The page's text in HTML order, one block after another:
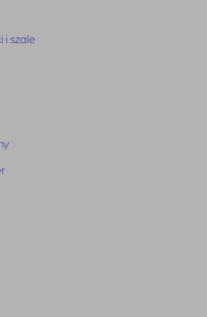
i szale
zakupu (faktura VAT, paragon
pokrywa Klient.
jest w ciągu 10 dni od
Forma zwrotu środków będzie taka